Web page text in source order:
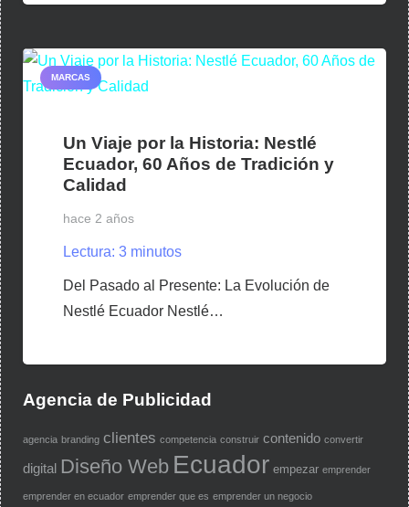
MARCAS
Un Viaje por la Historia: Nestlé
Ecuador, 60 Años de Tradición y
Calidad
hace 2 años
Lectura: 3 minutos
Del Pasado al Presente: La Evolución de
Nestlé Ecuador Nestlé…
Agencia de Publicidad
agencia branding clientes competencia construir contenido convertir
digital Diseño Web Ecuador empezar emprender
emprender en ecuador emprender que es emprender un negocio